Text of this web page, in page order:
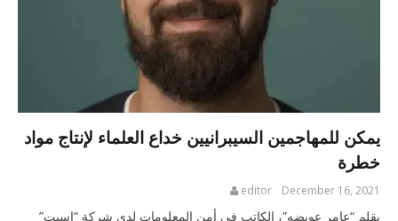
يمكن للمهاجمين السيبرانيين خداع العلماء لإنتاج مواد
خطرة
December 16, 2021
editor
بقلم “عامر عويضه”، الكاتب في أمن المعلومات لدى شركة “إسيت”